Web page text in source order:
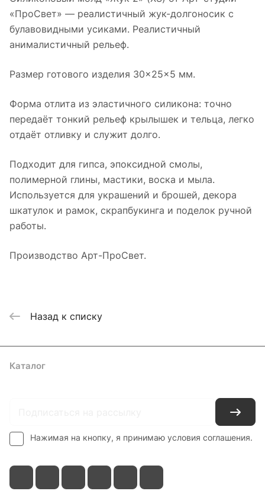
«ПроСвет» — реалистичный жук-долгоносик с
булавовидными усиками. Реалистичный
анималистичный рельеф.
Размер готового изделия 30×25×5 мм.
Форма отлита из эластичного силикона: точно
передаёт тонкий рельеф крылышек и тельца, легко
отдаёт отливку и служит долго.
Подходит для гипса, эпоксидной смолы,
полимерной глины, мастики, воска и мыла.
Используется для украшений и брошей, декора
шкатулок и рамок, скрапбукинга и поделок ручной
работы.
Производство Арт-ПроСвет.
Назад к списку
Каталог
Нажимая на кнопку, я принимаю условия соглашения.